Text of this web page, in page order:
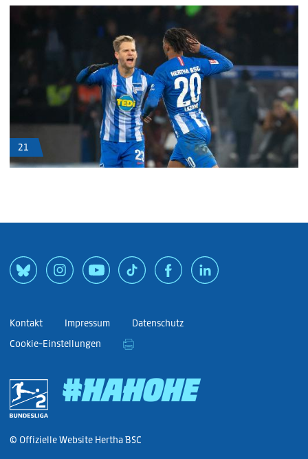
21
Kontakt Impressum
Datenschutz
Cookie-Einstellungen
#HAHOHE
© Offizielle Website Hertha BSC